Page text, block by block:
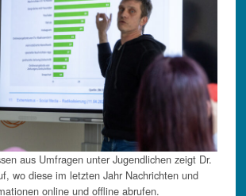
aus Umfragen unter Jugendlichen zeigt Dr.
wo diese im letzten Jahr Nachrichten und
online und offline abrufen.